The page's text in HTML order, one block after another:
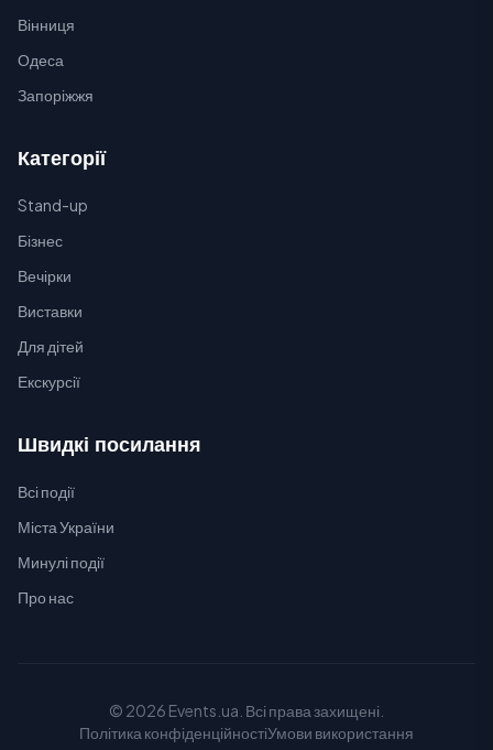
Вінниця
Одеса
Запоріжжя
Категорії
Stand-up
Бізнес
Вечірки
Виставки
Для дітей
Екскурсії
Швидкі посилання
Всі події
Міста України
Минулі події
Про нас
© 2026 Events.ua. Всі права захищені.
Політика конфіденційностіУмови використання